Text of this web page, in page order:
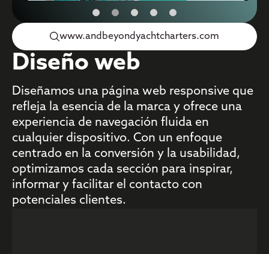
www.andbeyondyachtcharters.com
Diseño web
Diseñamos una página web responsive que
refleja la esencia de la marca y ofrece una
experiencia de navegación fluida en
cualquier dispositivo. Con un enfoque
centrado en la conversión y la usabilidad,
optimizamos cada sección para inspirar,
informar y facilitar el contacto con
potenciales clientes.